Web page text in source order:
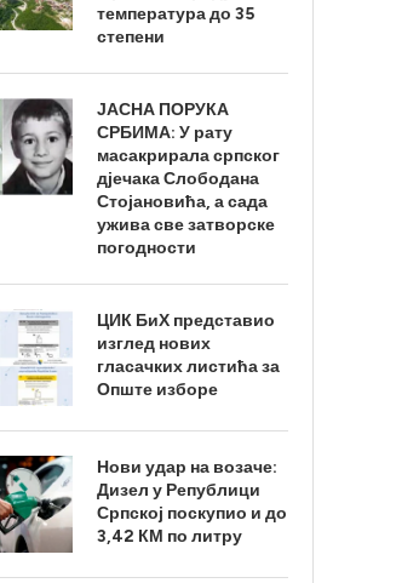
температура до 35
степени
ЈАСНА ПОРУКА
СРБИМА: У рату
масакрирала српског
дјечака Слободана
Стојановића, а сада
ужива све затворске
погодности
ЦИК БиХ представио
изглед нових
гласачких листића за
Опште изборе
Нови удар на возаче:
Дизел у Републици
Српској поскупио и до
3,42 КМ по литру